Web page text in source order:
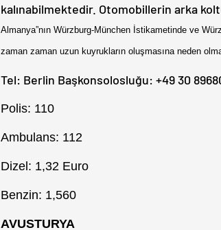
kalınabilmektedir. Otomobillerin arka
Almanya”nın Würzburg-München İ stikametinde ve
zaman zaman uzun kuyrukların oluşmasına neden
Tel: Berlin Başkonsolosluğu: +49 30
Polis: 110
Ambulans: 112
Dizel: 1,32 Euro
Benzin: 1,560
AVUSTURYA